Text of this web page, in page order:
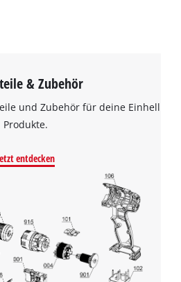
& Zubehör
und Zubehör für deine Einhell
Produkte.
entdecken